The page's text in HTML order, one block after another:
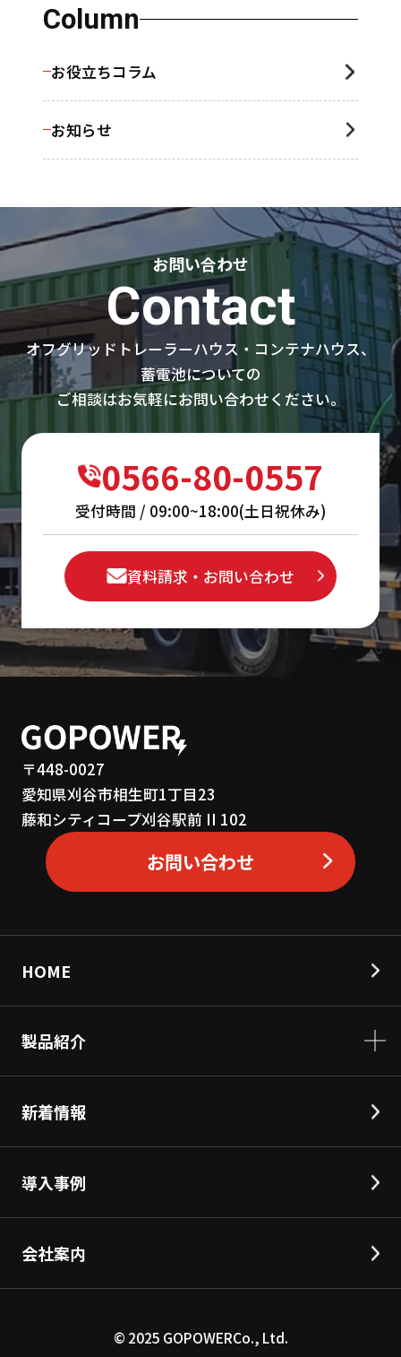
Column
お役立ちコラム
お知らせ
お問い合わせ
Contact
オフグリッドトレーラーハウス・コンテナハウス、
蓄電池についての
ご相談はお気軽にお問い合わせください。
0566-80-0557
受付時間 / 09:00~18:00(土日祝休み)
資料請求・お問い合わせ
〒448-0027
愛知県刈谷市相生町1丁目23
藤和シティコープ刈谷駅前 II 102
お問い合わせ
HOME
製品紹介
新着情報
導入事例
会社案内
©︎ 2025 GOPOWERCo., Ltd.